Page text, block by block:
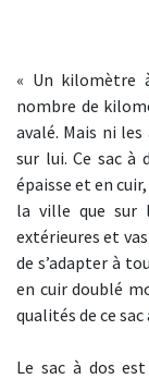
« Un kilomètre
nombre de
avalé. Mais ni les
sur lui. Ce sac
épaisse et en
la ville que sur
extérieures et
de s’adapter à
en cuir doublé
qualités de ce
Le sac à dos